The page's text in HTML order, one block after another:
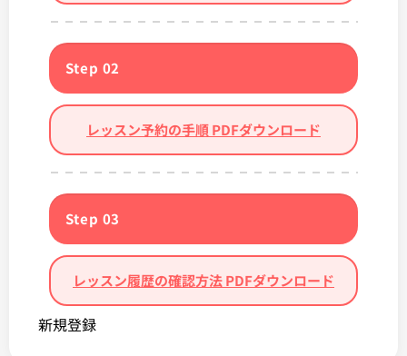
Step 02
レッスン予約の手順 PDFダウンロード
Step 03
レッスン履歴の確認方法 PDFダウンロード
新規登録